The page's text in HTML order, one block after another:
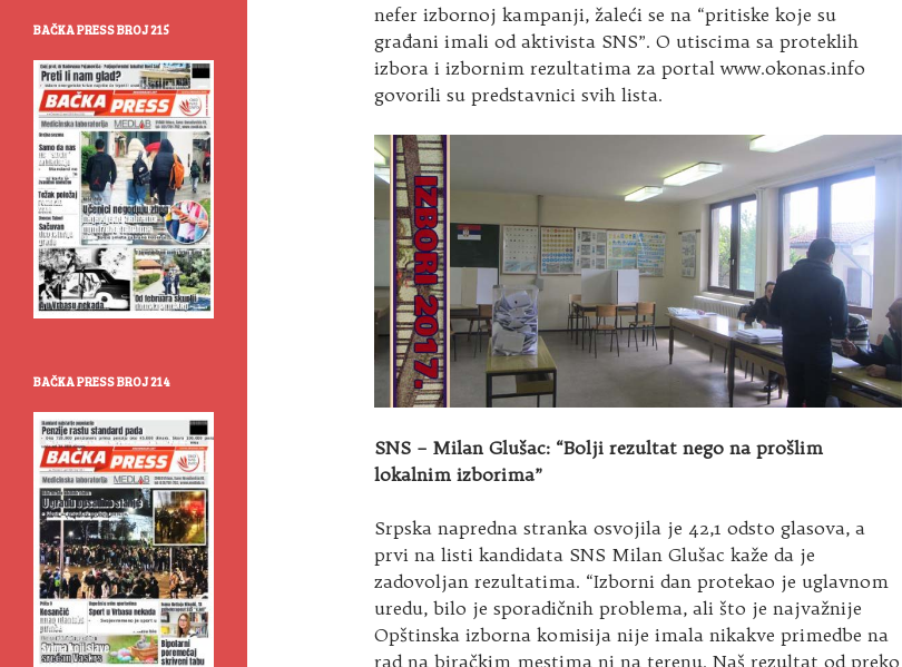
nefer izbornoj kampanji, žaleći se na “pritiske koje su
građani imali od aktivista SNS”. O utiscima sa proteklih
izbora i izbornim rezultatima za portal www.okonas.info
govorili su predstavnici svih lista.
SNS – Milan Glušac: “Bolji rezultat nego na prošlim
lokalnim izborima”
Srpska napredna stranka osvojila je 42,1 odsto glasova, a
prvi na listi kandidata SNS Milan Glušac kaže da je
zadovoljan rezultatima. “Izborni dan protekao je uglavnom
uredu, bilo je sporadičnih problema, ali što je najvažnije
Opštinska izborna komisija nije imala nikakve primedbe na
rad na biračkim mestima ni na terenu. Naš rezultat od preko
BAČKA PRESS BROJ 215
BAČKA PRESS BROJ 214